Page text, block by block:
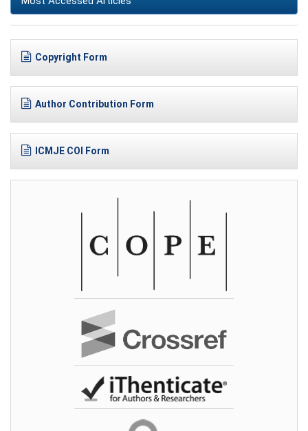
Copyright Form
Author Contribution Form
ICMJE COI Form